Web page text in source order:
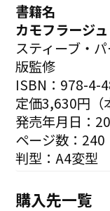
書籍名
カモフラージュ
スティーブ・
版監修
ISBN：978-4-
定価3,630円（
発売年月日：
ページ数：240
判型：A4変型
購入先一覧